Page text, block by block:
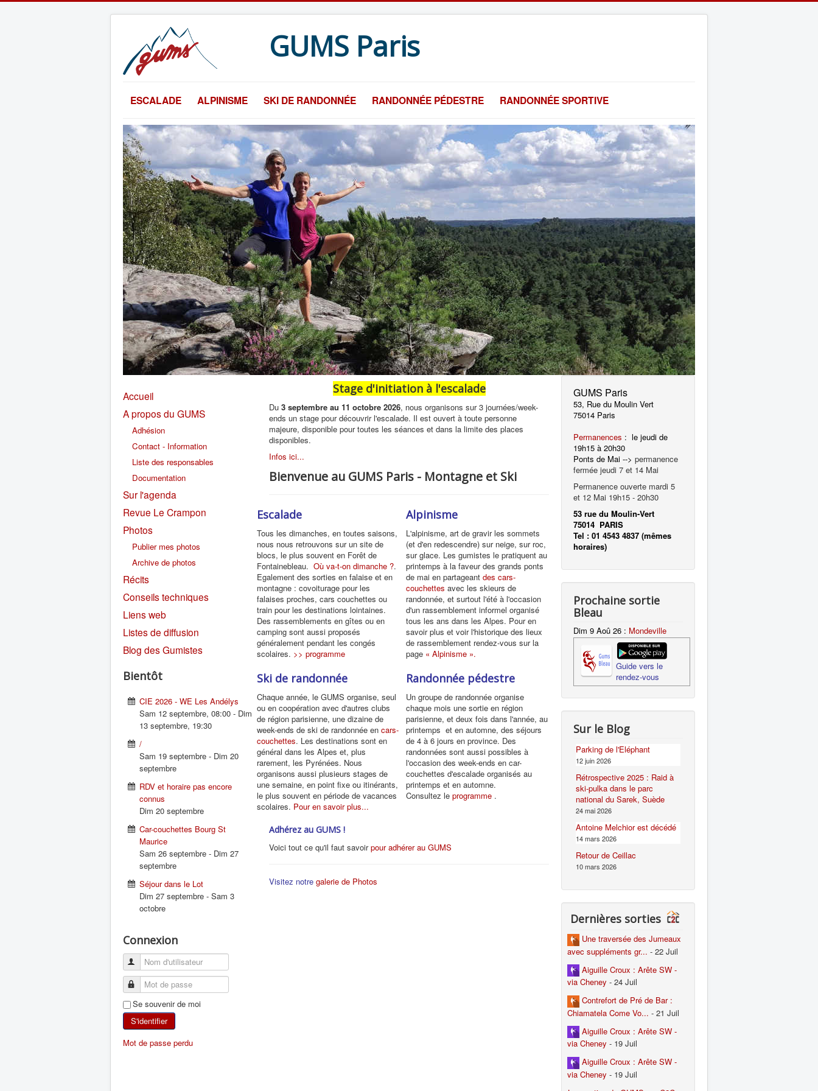
GUMS Paris
ESCALADE ALPINISME SKI DE RANDONNÉE RANDONNÉE PÉDESTRE RANDONNÉE SPORTIVE
Accueil
A propos du GUMS
Adhésion
Contact - Information
Liste des responsables
Documentation
Sur l'agenda
Revue Le Crampon
Photos
Publier mes photos
Archive de photos
Récits
Conseils techniques
Liens web
Listes de diffusion
Blog des Gumistes
Bientôt
CIE 2026 - WE Les Andélys
Sam 12 septembre,08:00 - Dim
13 septembre, 19:30
/
Sam 19 septembre - Dim 20
septembre
RDV et horaire pas encore
connus
Dim 20 septembre
Car-couchettes Bourg St
Maurice
Sam 26 septembre - Dim 27
septembre
Séjour dans le Lot
Dim 27 septembre -Sam 3
octobre
Connexion
Se souvenir de moi
S'identifier
Mot de passe perdu
Stage d'initiation à l'escalade
Du 3 septembre au 11 octobre 2026, nous organisons sur 3 journées/week-
ends un stage pour découvrir l'escalade. Il est ouvert à toute personne
majeure, disponible pour toutes les séances et dans la limite des places
disponibles.
Infos ici...
Bienvenue au GUMS Paris - Montagne et Ski
Escalade
Tous les dimanches, en toutes saisons,
nous nous retrouvons sur un site de
blocs, le plus souvent en Forêt de
Fontainebleau. Où va-t-on dimanche ?.
Egalement des sorties en falaise et en
montagne : covoiturage pour les
falaises proches, cars couchettes ou
train pour les destinations lointaines.
Des rassemblements en gîtes ou en
camping sont aussi proposés
généralement pendant les congés
scolaires. >> programme
Alpinisme
L'alpinisme, art de gravir les sommets
(et d'en redescendre) sur neige, sur roc,
sur glace. Les gumistes le pratiquent au
printemps à la faveur des grands ponts
de mai en partageantdes cars-
couchettes avec les skieurs de
randonnée, et surtout l'été à l'occasion
d'un rassemblement informel organisé
tous les ans dans les Alpes. Pour en
savoir plus et voir l'historique des lieux
de rassemblement rendez-vous sur la
page « Alpinisme ».
Ski de randonnée
Chaque année, le GUMS organise, seul
ou en coopération avec d'autres clubs
de région parisienne, une dizaine de
week-ends de ski de randonnée en cars-
couchettes. Les destinations sont en
général dans les Alpes et, plus
rarement, les Pyrénées. Nous
organisons aussi plusieurs stages de
une semaine, en point fixe ou itinérants,
le plus souvent en période de vacances
scolaires. Pour en savoir plus...
Randonnée pédestre
Un groupe de randonnée organise
chaque mois une sortie en région
parisienne, et deux fois dans l'année, au
printemps et en automne, des séjours
de 4 à 6 jours en province. Des
randonnées sont aussi possibles à
l'occasion des week-ends en car-
couchettes d'escalade organisés au
printemps et en automne.
Consultez leprogramme .
Adhérez au GUMS !
Voici tout ce qu'il faut savoirpour adhérer au GUMS
Visitez notre galerie de Photos
GUMS Paris
53, Rue du Moulin Vert
75014 Paris
Permanences : le jeudi de
19h15 à 20h30
Ponts de Mai --> permanence
fermée jeudi 7 et 14 Mai
Permanence ouverte mardi 5
et 12 Mai 19h15 - 20h30
53 rue du Moulin-Vert
75014 PARIS
Tel : 01 4543 4837 (mêmes
horaires)
Prochaine sortie
Bleau
Dim 9 Aoû 26 : Mondeville
Guide vers le
rendez-vous
Sur le Blog
Parking de l'Eléphant
12 juin 2026
Rétrospective 2025 : Raid à
ski-pulka dans le parc
national du Sarek, Suède
24 mai 2026
Antoine Melchior est décédé
14 mars 2026
Retour de Ceillac
10 mars 2026
Dernières sorties
Une traversée des Jumeaux
avec suppléments gr... - 22 Juil
Aiguille Croux : Arête SW -
via Cheney - 24 Juil
Contrefort de Pré de Bar :
Chiamatela Come Vo... - 21 Juil
Aiguille Croux : Arête SW -
via Cheney - 19 Juil
Aiguille Croux : Arête SW -
via Cheney - 19 Juil